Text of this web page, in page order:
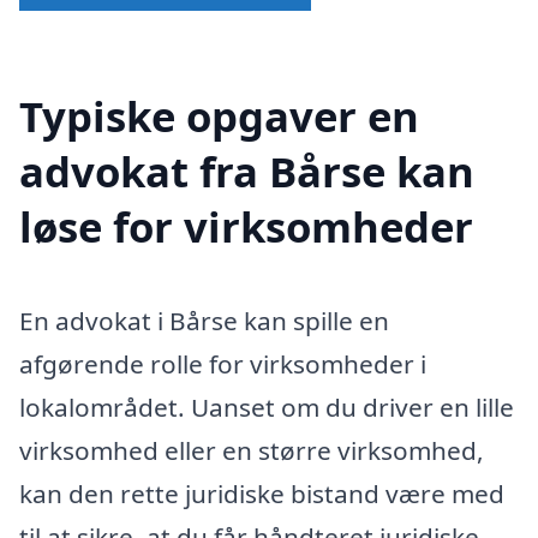
Typiske opgaver en
advokat fra Bårse kan
løse for virksomheder
En advokat i Bårse kan spille en
afgørende rolle for virksomheder i
lokalområdet. Uanset om du driver en lille
virksomhed eller en større virksomhed,
kan den rette juridiske bistand være med